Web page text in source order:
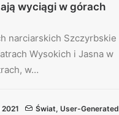
wyciągi w górach
narciarskich Szczyrbskie
Wysokich i Jasna w
w…
Świat, User-Generated